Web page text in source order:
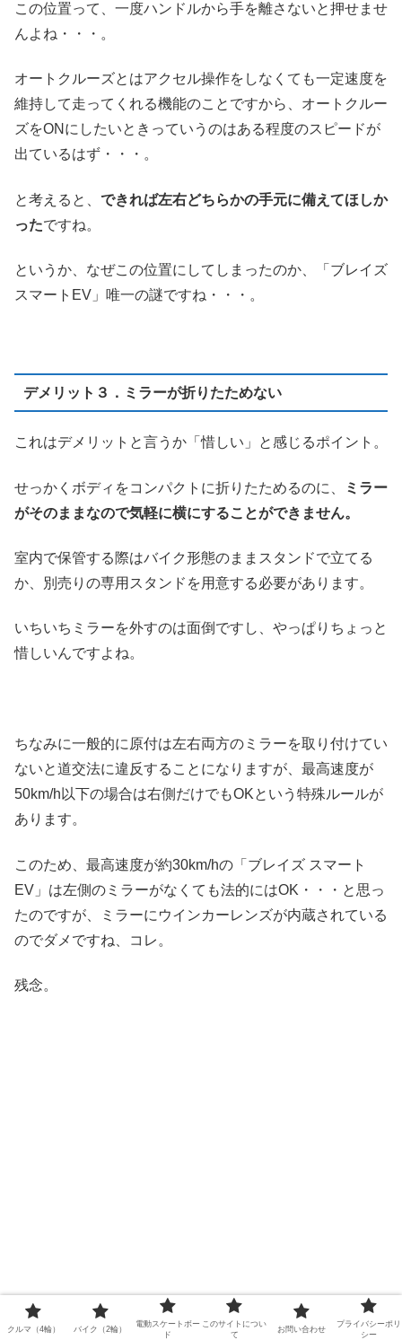
この位置って、一度ハンドルから手を離さないと押せませ
んよね・・・。
オートクルーズとはアクセル操作をしなくても一定速度を
維持して走ってくれる機能のことですから、オートクルー
ズをONにしたいときっていうのはある程度のスピードが
出ているはず・・・。
と考えると、 できれば左右どちらかの手元に備えてほしか
ったですね。
というか、なぜこの位置にしてしまったのか、「ブレイズ
スマートEV」唯一の謎ですね・・・。
デメリット３．ミラーが折りたためない
これはデメリットと言うか「惜しい」と感じるポイント。
せっかくボディをコンパクトに折りたためるのに、
ミラー
がそのままなので気軽に横にすることができません。
室内で保管する際はバイク形態のままスタンドで立てる
か、別売りの専用スタンドを用意する必要があります。
いちいちミラーを外すのは面倒ですし、やっぱりちょっと
惜しいんですよね。
ちなみに一般的に原付は左右両方のミラーを取り付けてい
ないと道交法に違反することになりますが、最高速度が
50km/h以下の場合は右側だけでもOKという特殊ルールが
あります。
このため、最高速度が約30km/hの「ブレイズ スマート
EV」は左側のミラーがなくても法的にはOK・・・と思っ
たのですが、ミラーにウインカーレンズが内蔵されている
のでダメですね、コレ。
残念。
クルマ（4輪） バイク（2輪）
電動スケートボー
ド
このサイトについ
て
お問い合わせ
プライバシーポリ
シー